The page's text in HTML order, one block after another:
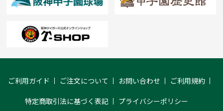
ご利用ガイド ご注文について お問い合わせ ご利用規約
特定商取引法に基づく表記 プライバシーポリシー